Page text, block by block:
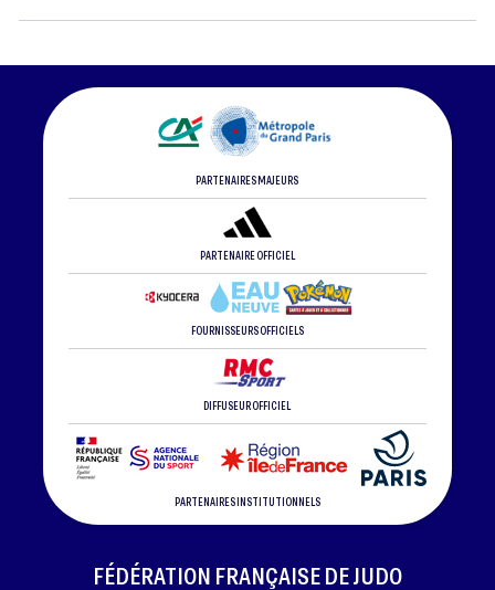
PARTENAIRES MAJEURS
PARTENAIRE OFFICIEL
FOURNISSEURS OFFICIELS
DIFFUSEUR OFFICIEL
PARTENAIRES INSTITUTIONNELS
FÉDÉRATION FRANÇAISE DE JUDO